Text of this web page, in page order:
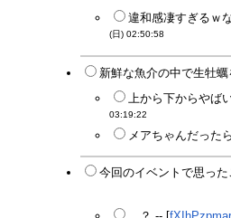
違和感凄すぎるｗ
(日) 02:50:58
新鮮な魚介の中で生牡
上から下からやば
03:19:22
メアちゃんだった
今回のイベントで思った